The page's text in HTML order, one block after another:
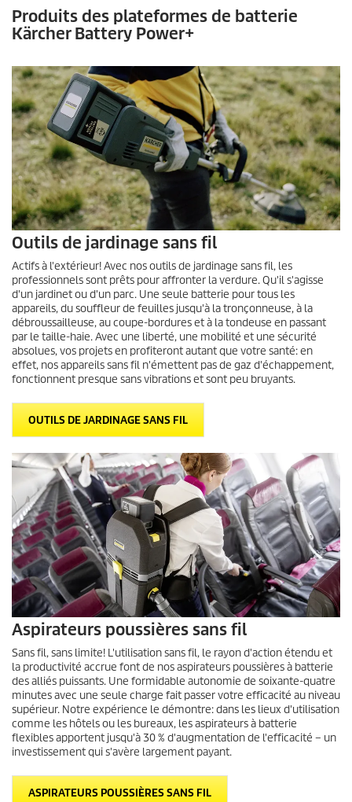
Produits des plateformes de batterie
Kärcher Battery Power+
Outils de jardinage sans fil
Actifs à l'extérieur! Avec nos outils de jardinage sans fil, les
professionnels sont prêts pour affronter la verdure. Qu'il s'agisse
d'un jardinet ou d'un parc. Une seule batterie pour tous les
appareils, du souffleur de feuilles jusqu'à la tronçonneuse, à la
débroussailleuse, au coupe-bordures et à la tondeuse en passant
par le taille-haie. Avec une liberté, une mobilité et une sécurité
absolues, vos projets en profiteront autant que votre santé: en
effet, nos appareils sans fil n'émettent pas de gaz d'échappement,
fonctionnent presque sans vibrations et sont peu bruyants.
OUTILS DE JARDINAGE SANS FIL
Aspirateurs poussières sans fil
Sans fil, sans limite! L'utilisation sans fil, le rayon d'action étendu et
la productivité accrue font de nos aspirateurs poussières à batterie
des alliés puissants. Une formidable autonomie de soixante-quatre
minutes avec une seule charge fait passer votre efficacité au niveau
supérieur. Notre expérience le démontre: dans les lieux d'utilisation
comme les hôtels ou les bureaux, les aspirateurs à batterie
flexibles apportent jusqu'à 30 % d'augmentation de l'efficacité – un
investissement qui s'avère largement payant.
ASPIRATEURS POUSSIÈRES SANS FIL